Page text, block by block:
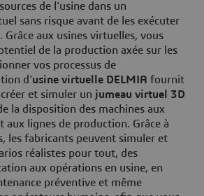
de l'usine dans un
sans risque avant de les exécuter
Grâce aux usines virtuelles, vous
de la production axée sur les
vos processus de
d'usine virtuelle DELMIA fournit
et simuler un jumeau virtuel 3D
la disposition des machines aux
aux lignes de production. Grâce à
les fabricants peuvent simuler et
réalistes pour tout, des
aux opérations en usine, en
préventive et même